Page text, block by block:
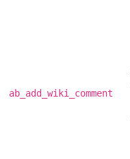
ab_add_wiki_comment